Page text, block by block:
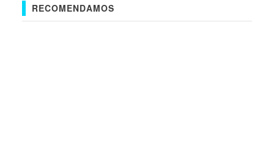
RECOMENDAMOS